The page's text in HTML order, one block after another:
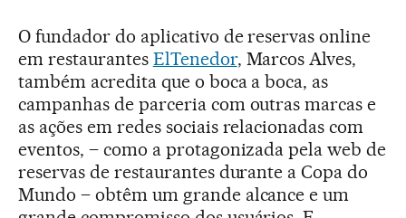
O fundador do aplicativo de reservas online
em restaurantes ElTenedor, Marcos Alves,
também acredita que o boca a boca, as
campanhas de parceria com outras marcas e
as ações em redes sociais relacionadas com
eventos, – como a protagonizada pela web de
reservas de restaurantes durante a Copa do
Mundo – obtêm um grande alcance e um